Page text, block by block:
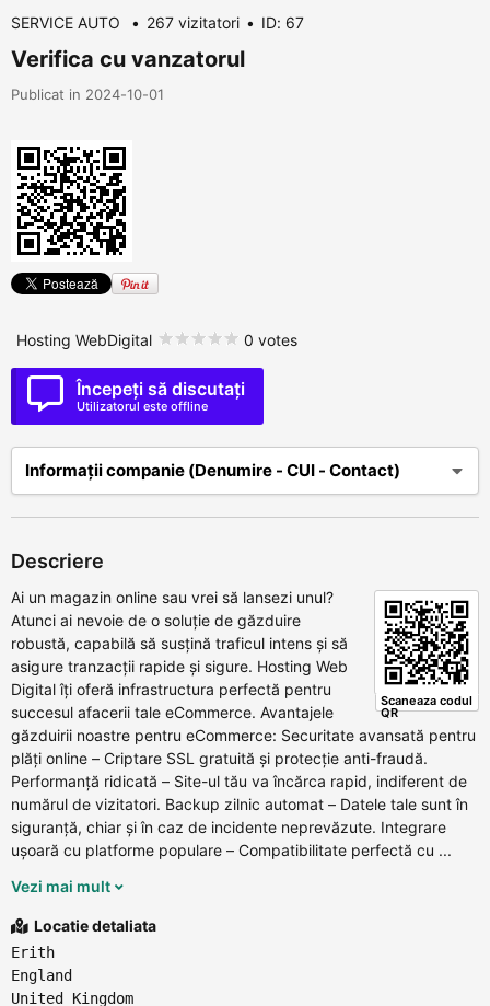
SERVICE AUTO 267 vizitatori ID: 67
Verifica cu vanzatorul
Publicat in 2024-10-01
Hosting WebDigital 0 votes
Începeți să discutați
Utilizatorul este offline
Informații companie (Denumire - CUI - Contact)
Descriere
Scaneaza codul
QR
Ai un magazin online sau vrei să lansezi unul?
Atunci ai nevoie de o soluție de găzduire
robustă, capabilă să susțină traficul intens și să
asigure tranzacții rapide și sigure. Hosting Web
Digital îți oferă infrastructura perfectă pentru
succesul afacerii tale eCommerce. Avantajele
găzduirii noastre pentru eCommerce: Securitate avansată pentru
plăți online – Criptare SSL gratuită și protecție anti-fraudă.
Performanță ridicată – Site-ul tău va încărca rapid, indiferent de
numărul de vizitatori. Backup zilnic automat – Datele tale sunt în
siguranță, chiar și în caz de incidente neprevăzute. Integrare
ușoară cu platforme populare – Compatibilitate perfectă cu ...
Vezi mai mult
Locatie detaliata
Erith
England
United Kingdom